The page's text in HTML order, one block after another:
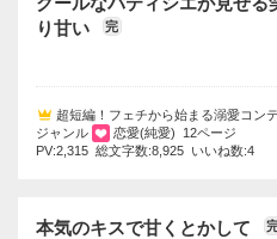
り甘い
完
超短編！フェチから始まる溺愛コン
ジャンル
恋愛(純愛) 12ページ
PV:2,315 総文字数:8,925 いいね数:4
本気のキスで甘くとかして